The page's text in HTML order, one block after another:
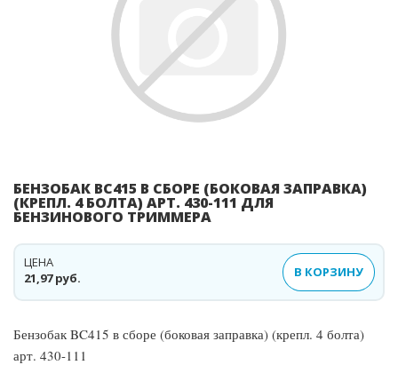
БЕНЗОБАК BC415 В СБОРЕ (БОКОВАЯ ЗАПРАВКА)
(КРЕПЛ. 4 БОЛТА) АРТ. 430-111 ДЛЯ
БЕНЗИНОВОГО ТРИММЕРА
21,97 руб.
ЦЕНА
В КОРЗИНУ
Бензобак BC415 в сборе (боковая заправка) (крепл. 4 болта)
арт. 430-111